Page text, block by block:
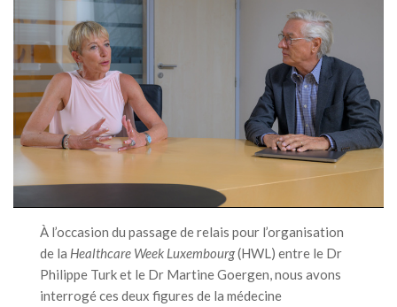
À l’occasion du passage de relais pour l’organisation
de la Healthcare Week Luxembourg(HWL) entre le Dr
Philippe Turk et le Dr Martine Goergen, nous avons
interrogé ces deux figures de la médecine